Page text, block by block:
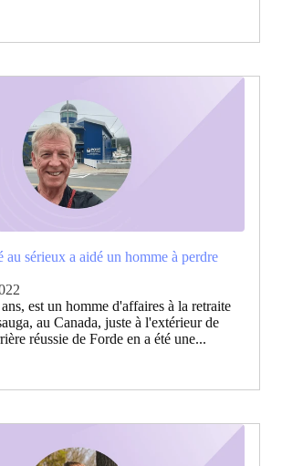
au sérieux a aidé un homme à perdre
est un homme d'affaires à la retraite
au Canada, juste à l'extérieur de
réussie de Forde en a été une...